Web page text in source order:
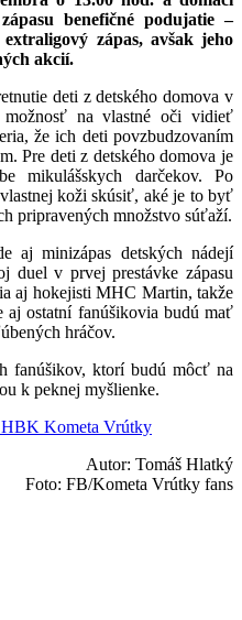
benefičné podujatie –
zápas, avšak jeho
akcií.
deti z detského domova v
na vlastné oči vidieť
že ich deti povzbudzovaním
Pre deti z detského domova je
mikulášskych darčekov. Po
koži skúsiť, aké je to byť
pripravených množstvo súťaží.
aj minizápas detských nádejí
duel v prvej prestávke zápasu
aj hokejisti MHC Martin, takže
aj ostatní fanúšikovia budú mať
hráčov.
fanúšikov, ktorí budú môcť na
k peknej myšlienke.
Autor: Tomáš Hlatký
Foto: FB/Kometa Vrútky fans